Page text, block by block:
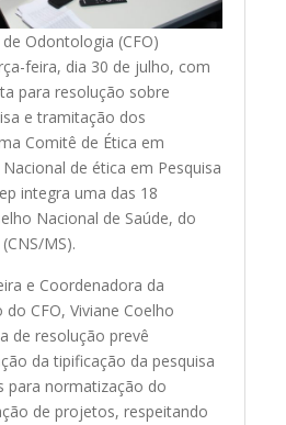
Odontologia (CFO)
feira, dia 30 de julho, com
para resolução sobre
e tramitação dos
Comitê de Ética em
de ética em Pesquisa
integra uma das 18
Nacional de Saúde, do
MS).
e Coordenadora da
CFO, Viviane Coelho
de resolução prevê
da tipificação da pesquisa
para normatização do
de projetos, respeitando